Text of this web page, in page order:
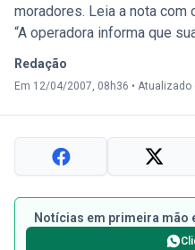
moradores. Leia a nota com
“A operadora informa que
Redação
Em 12/04/2007, 08h36 • Atualizado
Notícias em primeira mão